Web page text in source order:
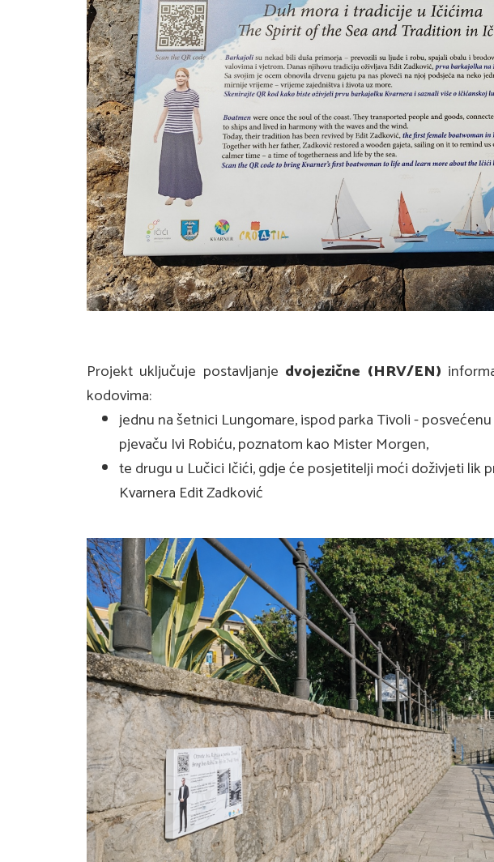
Projekt uključuje postavljanje dvojezične (HRV/EN)
kodovima:
jednu na šetnici Lungomare, ispod parka Tivoli -
pjevaču Ivi Robiću, poznatom kao Mister Morgen,
te drugu u Lučici Ičići, gdje će posjetitelji moći doživjeti lik
Kvarnera Edit Zadković